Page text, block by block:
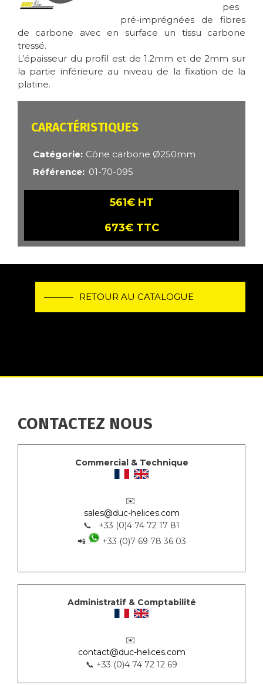
pes
pré-imprégnées de fibres
de carbone avec en surface un tissu carbone
tressé.
L’épaisseur du profil est de 1.2mm et de 2mm sur
la partie inférieure au niveau de la fixation de la
platine.
CARACTÉRISTIQUES
Catégorie Cône carbone Ø250mm
Référence
01-70-095
561€ HT
673€ TTC
RETOUR AU CATALOGUE
CONTACTEZ NOUS
Commercial & Technique
✉️
sales@duc-helices.com
📞 +33 (0)4 74 72 17 81
📲
+33 (0)7 69 78 36 03
Administratif & Comptabilité
✉️
contact@duc-helices.com
📞 +33 (0)4 74 72 12 69